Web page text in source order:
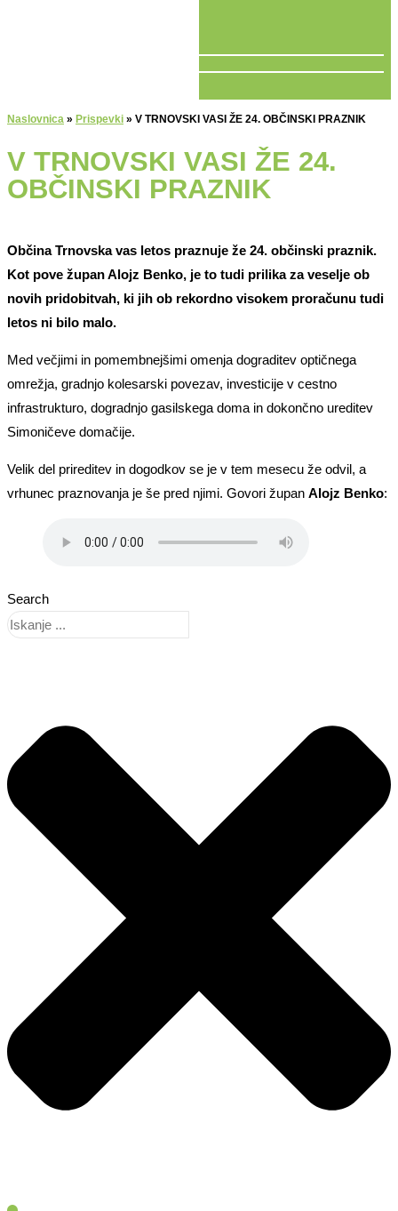
Naslovnica » Prispevki » V TRNOVSKI VASI ŽE 24. OBČINSKI PRAZNIK
V TRNOVSKI VASI ŽE 24.
OBČINSKI PRAZNIK
Občina Trnovska vas letos praznuje že 24. občinski praznik.
Kot pove župan Alojz Benko, je to tudi prilika za veselje ob
novih pridobitvah, ki jih ob rekordno visokem proračunu tudi
letos ni bilo malo.
Med večjimi in pomembnejšimi omenja dograditev optičnega
omrežja, gradnjo kolesarski povezav, investicije v cestno
infrastrukturo, dogradnjo gasilskega doma in dokončno ureditev
Simoničeve domačije.
Velik del prireditev in dogodkov se je v tem mesecu že odvil, a
vrhunec praznovanja je še pred njimi. Govori župan Alojz Benko:
Search